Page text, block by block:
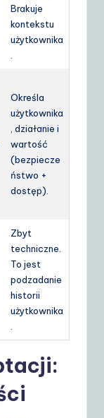
Brakuje
kontekstu
użytkownika
.
Określa
użytkownika
, działanie i
wartość
(bezpiecze
ństwo +
dostęp).
Zbyt
techniczne.
To jest
podzadanie
historii
użytkownika
.